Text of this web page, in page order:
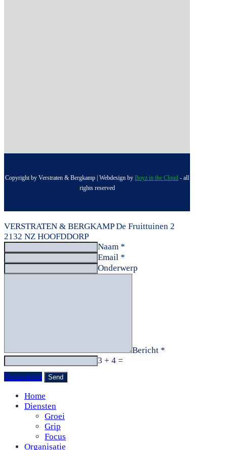
Copyright by Verstraten & Bergkamp | Webdesign byBoyz in the Cloud - all
rights reserved
VERSTRATEN & BERGKAMP De Fruittuinen 2
2132 NZ HOOFDDORP
Naam *
Email *
Onderwerp
Bericht *
3 + 4 =
Verzenden
Home
Diensten
Groei
Grip
Focus
Organisatie